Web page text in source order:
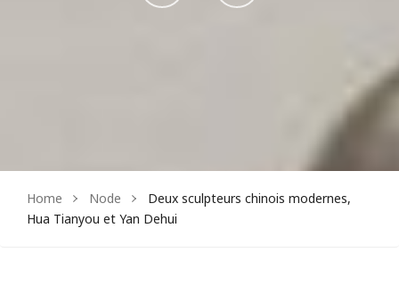
Home Node
Deux sculpteurs chinois modernes,
Hua Tianyou et Yan Dehui